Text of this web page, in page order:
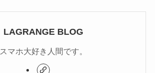
LAGRANGE BLOG
スマホ大好き人間です。